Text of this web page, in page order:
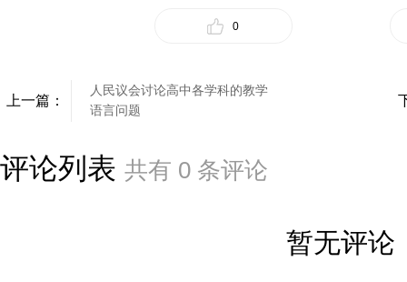
0
上一篇：
人民议会讨论高中各学科的教学
语言问题
评论列表 共有 0 条评论
暂无评论